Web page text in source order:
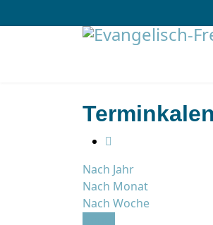
Nach Jahr
Nach Monat
Nach Woche